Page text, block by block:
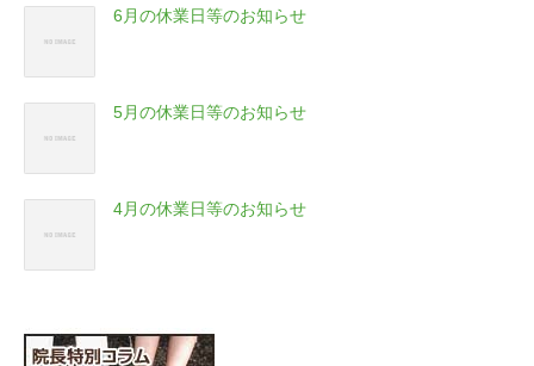
6月の休業日等のお知らせ
5月の休業日等のお知らせ
4月の休業日等のお知らせ